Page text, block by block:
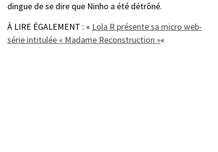
dingue de se dire que Ninho a été détrôné.
À LIRE ÉGALEMENT : « Lola R présente sa micro web-
série intitulée « Madame Reconstruction »«